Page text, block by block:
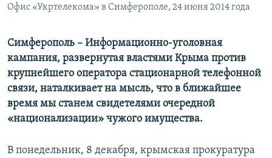
Все сайты RFE/RL
Офис «Укртелекома» в Симферополе, 24 июня 2014 года
Симферополь – Информационно-уголовная
кампания, развернутая властями Крыма против
крупнейшего оператора стационарной телефонной
связи, наталкивает на мысль, что в ближайшее
время мы станем свидетелями очередной
«национализации» чужого имущества.
В понедельник, 8 декабря, крымская прокуратура